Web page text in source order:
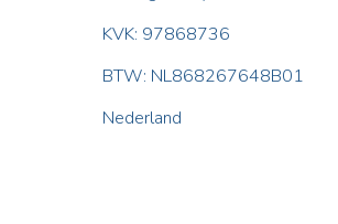
KVK: 97868736
BTW: NL868267648B01
Nederland